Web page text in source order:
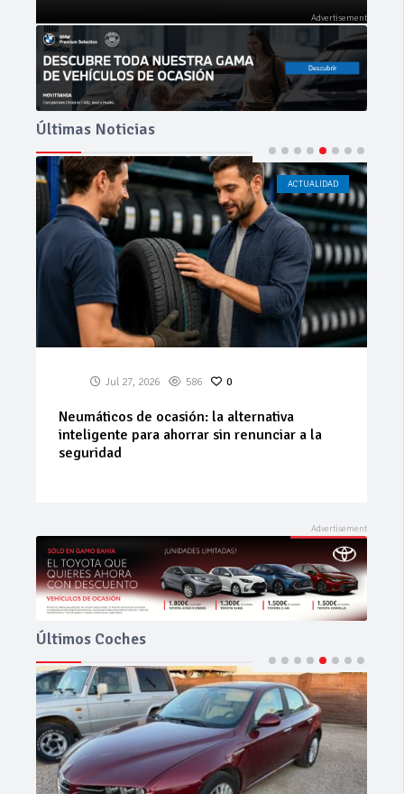
Últimas Noticias
ACTUALIDAD CÁDIZ
Jul 23, 2026 199 0
La 42ª Subida a Vejer comienza a perfilarse
Últimos Coches